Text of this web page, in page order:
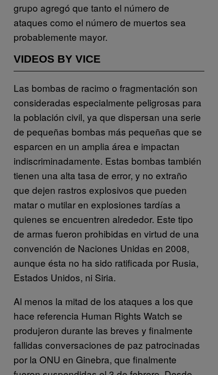
grupo agregó que tanto el número de
ataques como el número de muertos sea
probablemente mayor.
VIDEOS BY VICE
Las bombas de racimo o fragmentación son
consideradas especialmente peligrosas para
la población civil, ya que dispersan una serie
de pequeñas bombas más pequeñas que se
esparcen en un amplia área e impactan
indiscriminadamente. Estas bombas también
tienen una alta tasa de error, y no extraño
que dejen rastros explosivos que pueden
matar o mutilar en explosiones tardías a
quienes se encuentren alrededor. Este tipo
de armas fueron prohibidas en virtud de una
convención de Naciones Unidas en 2008,
aunque ésta no ha sido ratificada por Rusia,
Estados Unidos, ni Siria.
Al menos la mitad de los ataques a los que
hace referencia Human Rights Watch se
produjeron durante las breves y finalmente
fallidas conversaciones de paz patrocinadas
por la ONU en Ginebra, que finalmente